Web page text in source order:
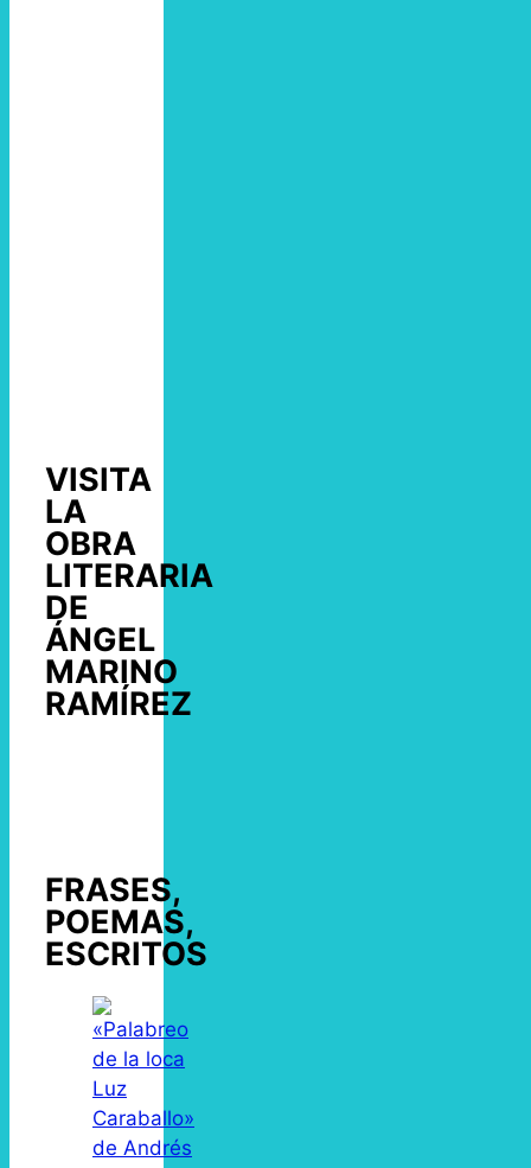
VISITA
LA
OBRA
LITERARIA
DE
ÁNGEL
MARINO
RAMÍREZ
FRASES,
POEMAS,
ESCRITOS